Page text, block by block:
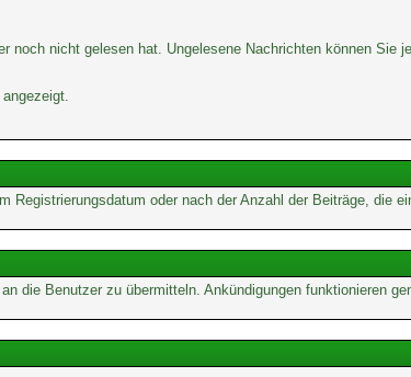
nicht gelesen hat. Ungelesene Nachrichten können Sie
oder nach der Anzahl der Beiträge, die
die Benutzer zu übermitteln. Ankündigungen funktionieren